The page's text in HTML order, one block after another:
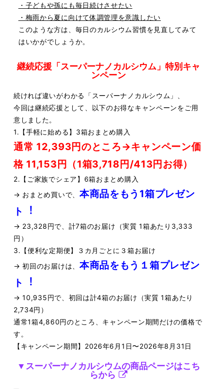
・⼦どもや孫にも毎⽇続けさせたい
・梅⾬から夏に向けて体調管理を意識したい
このような⽅は、毎⽇のカルシウム習慣を⾒直してみて
はいかがでしょうか。
継続応援「スーパーナノカルシウム」特別キャ
ンペーン
続ければ違いがわかる「スーパーナノカルシウム」、
今回は継続応援として、以下のお得なキャンペーンをご⽤
意しました。
1.【⼿軽に始める】3箱おまとめ購⼊
通常 12,393円のところ→キャンペーン価
格 11,153円（1箱3,718円/413円お得）
2.【ご家族でシェア】6箱おまとめ購⼊
→ おまとめ買いで、 本商品をもう1箱プレゼン
ト︕
→ 23,328円で、計7箱のお届け（実質 1箱あたり3,333
円）
3.【便利な定期便】３カ⽉ごとに３箱お届け
→ 初回のお届けは、 本商品をもう１箱プレゼン
ト︕
→ 10,935円で、初回は計4箱のお届け（実質 1箱あたり
2,734円）
通常1箱4,860円のところ、キャンペーン期間だけの価格で
す。
【キャンペーン期間】2026年6⽉1⽇〜2026年8⽉31⽇
▼スーパーナノカルシウムの商品ページはこち
らから